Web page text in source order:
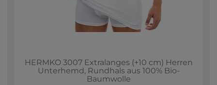
HERMKO 3007 Extralanges (+10 cm) Herren
Unterhemd, Rundhals aus 100% Bio-
Baumwolle